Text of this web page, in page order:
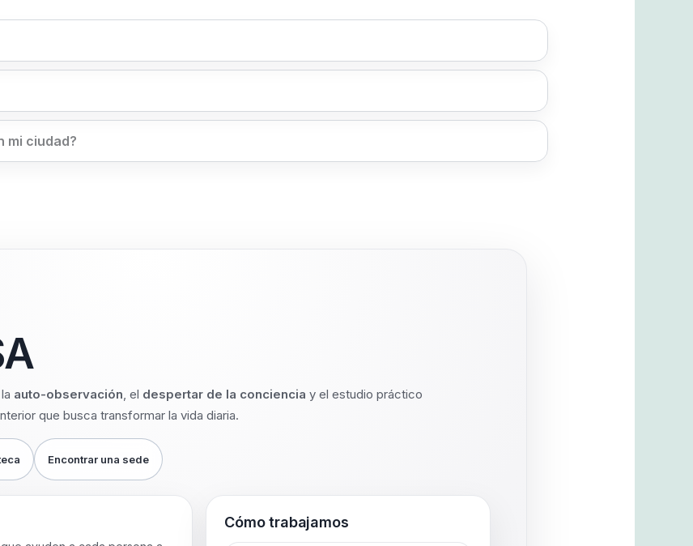
mi ciudad?
auto-observación , el despertar de la conciencia y el estudio práctico
que busca transformar la vida diaria.
Encontrar una sede
Cómo trabajamos